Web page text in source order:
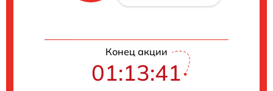
Конец акции
01:13:40